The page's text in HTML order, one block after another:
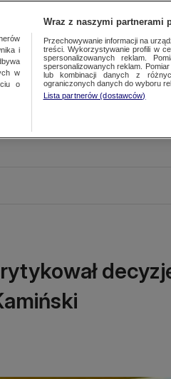
i
w
o
Wraz z naszymi partnerami
Przechowywanie informacji na
treści. Wykorzystywanie profili w
spersonalizowanych reklam.
spersonalizowanych reklam.
lub kombinacji danych z
ograniczonych danych do wyboru
Lista partnerów (dostawców)